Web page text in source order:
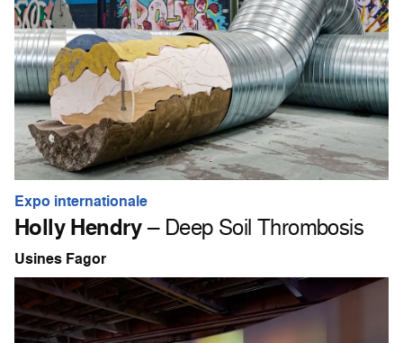
Expo internationale
Holly Hendry– Deep Soil Thrombosis
Usines Fagor